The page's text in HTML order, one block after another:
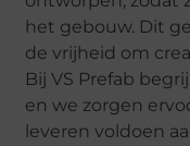
het gebouw. Dit
de vrijheid om
Bij VS Prefab
en we zorgen
leveren voldoen